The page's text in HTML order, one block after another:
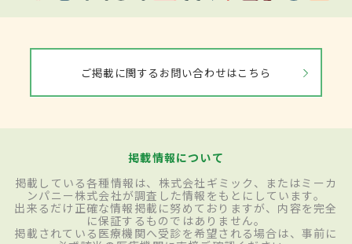
ご掲載に関するお問い合わせはこちら
掲載情報について
掲載している各種情報は、株式会社ギミック、またはミーカ
ンパニー株式会社が調査した情報をもとにしています。
出来るだけ正確な情報掲載に努めておりますが、内容を完全
に保証するものではありません。
掲載されている医療機関へ受診を希望される場合は、事前に